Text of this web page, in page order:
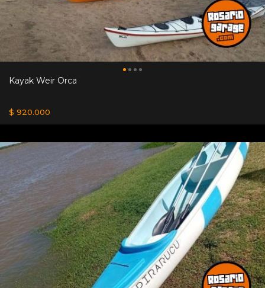
Kayak Weir Orca
$ 920.000